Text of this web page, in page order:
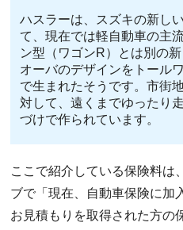
ハスラーは、スズキの新し
て、現在では軽自動車の主
ン型（ワゴンR）とは別の
オーバのデザインをトール
で生まれたそうです。市街
対して、遠くまでゆったり
づけで作られています。
ここで紹介している保険料は
ブで「現在、自動車保険に加
お見積もりを取得された方の